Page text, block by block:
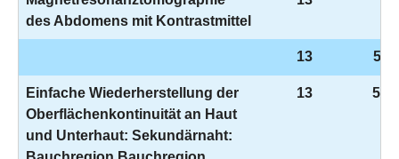
des Abdomens mit Kontrastmittel
13 5-
Einfache Wiederherstellung der
Oberflächenkontinuität an Haut
und Unterhaut: Sekundärnaht:
13 5-